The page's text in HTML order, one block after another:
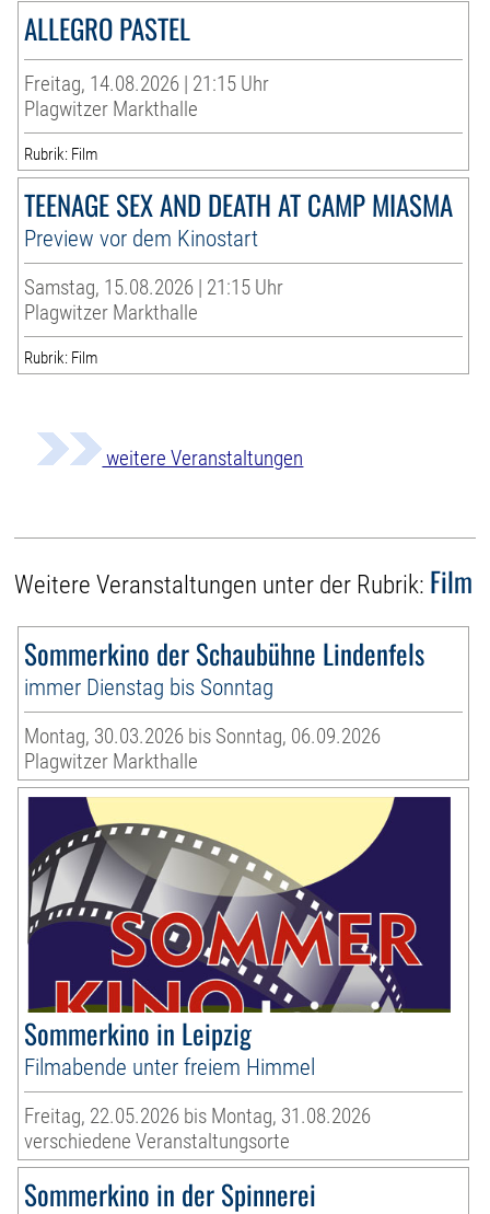
ALLEGRO PASTEL
Freitag, 14.08.2026 | 21:15 Uhr
Plagwitzer Markthalle
Rubrik: Film
TEENAGE SEX AND DEATH AT CAMP MIASMA
Preview vor dem Kinostart
Samstag, 15.08.2026 | 21:15 Uhr
Plagwitzer Markthalle
Rubrik: Film
weitere Veranstaltungen
Weitere Veranstaltungen unter der Rubrik: Film
Sommerkino der Schaubühne Lindenfels
immer Dienstag bis Sonntag
Montag, 30.03.2026 bis Sonntag, 06.09.2026
Plagwitzer Markthalle
Sommerkino in Leipzig
Filmabende unter freiem Himmel
Freitag, 22.05.2026 bis Montag, 31.08.2026
verschiedene Veranstaltungsorte
Sommerkino in der Spinnerei